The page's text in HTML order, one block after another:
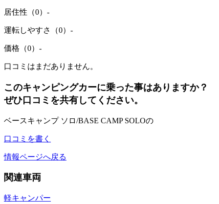
居住性（0） -
運転しやすさ（0） -
価格（0） -
口コミはまだありません。
このキャンピングカーに乗った事はありますか？
ぜひ口コミを共有してください。
ベースキャンプ ソロ/BASE CAMP SOLOの
口コミを書く
情報ページへ戻る
関連車両
軽キャンパー